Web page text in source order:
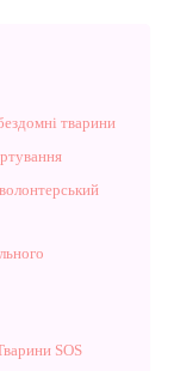
тварини
SOS